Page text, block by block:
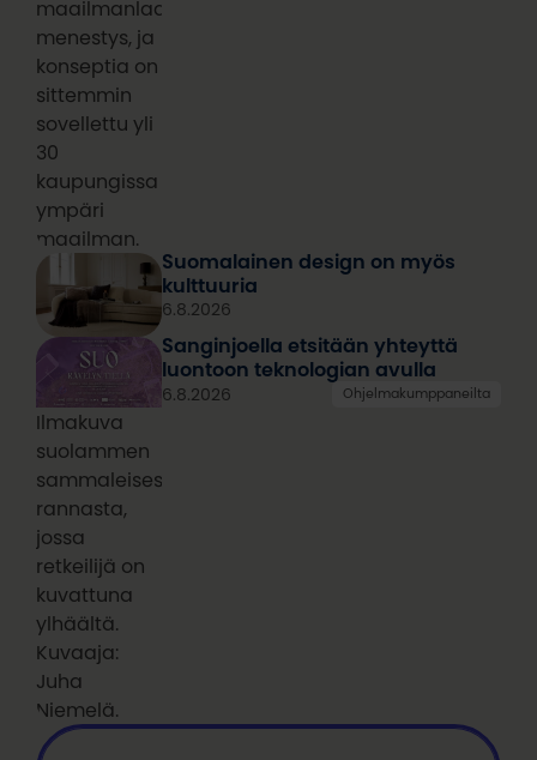
maailmanlaajuinen
menestys, ja
konseptia on
sittemmin
sovellettu yli
30
kaupungissa
ympäri
maailman.
Suomalainen design on myös
kulttuuria
6.8.2026
Ilmakuva
suolammen
sammaleisesta
rannasta,
jossa
retkeilijä on
kuvattuna
ylhäältä.
Kuvaaja:
Juha
Niemelä.
Sanginjoella etsitään yhteyttä
luontoon teknologian avulla
6.8.2026 Ohjelmakumppaneilta